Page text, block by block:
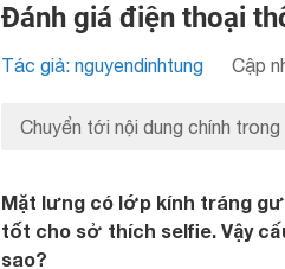
Đánh giá điện thoại
Tác giả: nguyendinhtung Cập
Chuyển tới nội dung chính trong
Mặt lưng có lớp kính tráng
tốt cho sở thích selfie. Vậy
sao?